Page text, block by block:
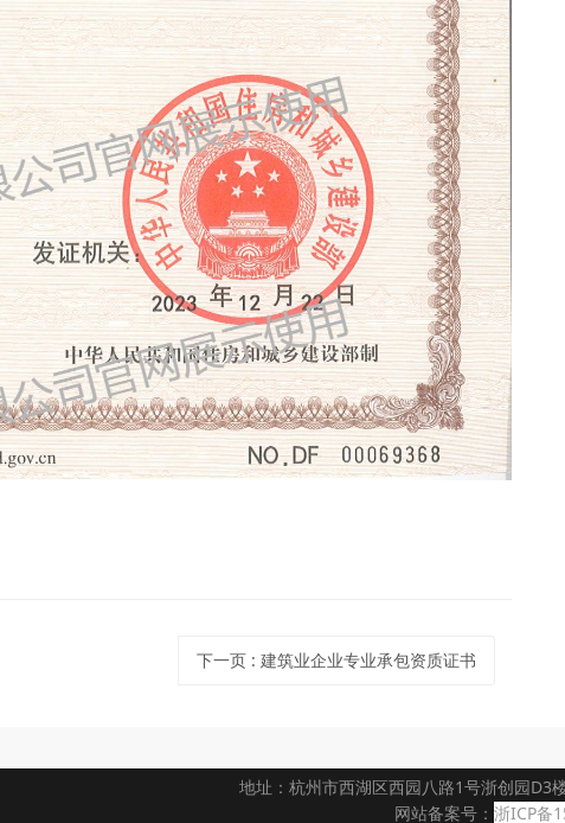
下一页 : 建筑业企业专业承包资质证书
地址：杭州市西湖区西园八路1号浙创园
网站备案号： 浙ICP备